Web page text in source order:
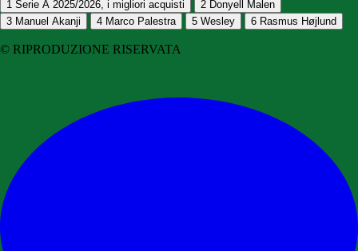
1 Serie A 2025/2026, i migliori acquisti 2 Donyell Malen
3 Manuel Akanji 4 Marco Palestra 5 Wesley 6 Rasmus Højlund
© RIPRODUZIONE RISERVATA